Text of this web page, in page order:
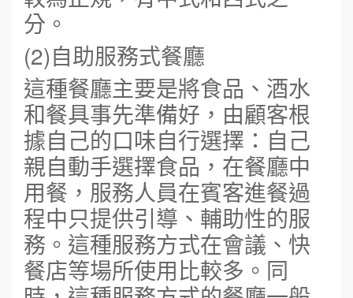
分。
(2)自助服務式餐廳
這種餐廳主要是將食品、酒水
和餐具事先準備好，由顧客根
據自己的口味自行選擇：自己
親自動手選擇食品，在餐廳中
用餐，服務人員在賓客進餐過
程中只提供引導、輔助性的服
務。這種服務方式在會議、快
餐店等場所使用比較多。同